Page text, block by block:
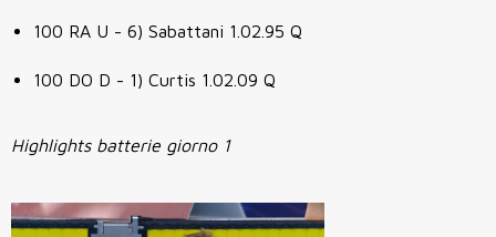
100 RA U - 6) Sabattani 1.02.95 Q
100 DO D - 1) Curtis 1.02.09 Q
Highlights batterie giorno 1